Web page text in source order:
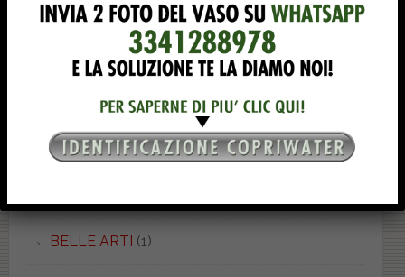
BAIA(2)
BAIA (1)
BALZANA(2)
BAMBY(1)
BELLE ARTI (1)